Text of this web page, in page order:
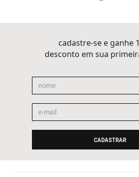
cadastre-se e ganhe
desconto em sua
CADASTRAR